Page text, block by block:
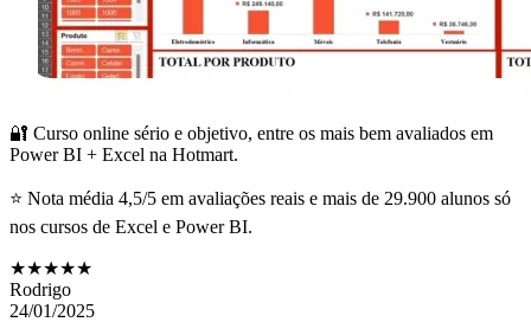
🔐 Curso online sério e objetivo, entre os mais bem avaliados em
Power BI + Excel na Hotmart.
⭐ Nota média 4,5/5 em avaliações reais e mais de 29.900 alunos só
nos cursos de Excel e Power BI.
★★★★★
Rodrigo
24/01/2025